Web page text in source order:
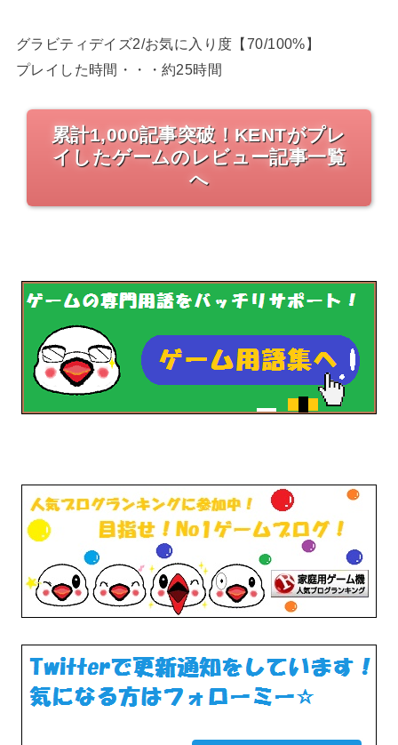
グラビティデイズ2/お気に入り度【70/100%】
プレイした時間・・・約25時間
累計1,000記事突破！KENTがプレ
イしたゲームのレビュー記事一覧
へ